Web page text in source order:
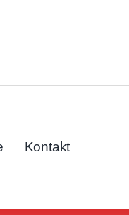
Kontakt